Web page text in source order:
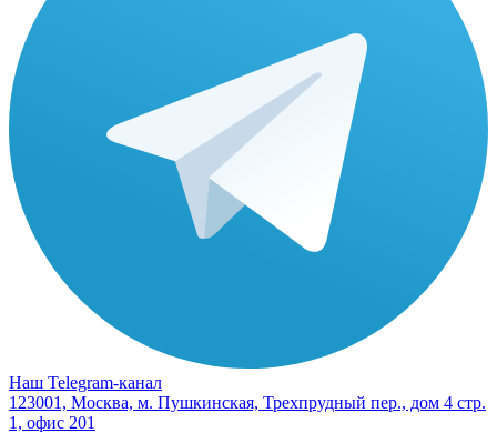
Наш Telegram-канал
123001, Москва, м. Пушкинская, Трехпрудный пер., дом 4 стр.
1, офис 201